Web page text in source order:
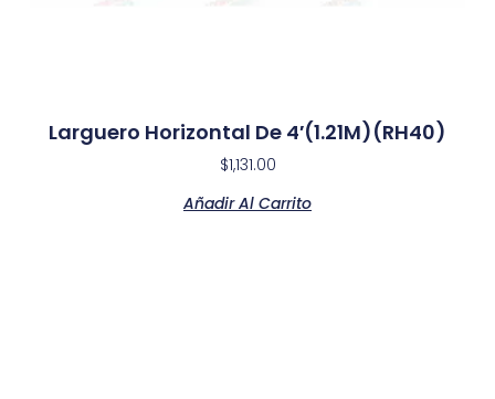
Larguero Horizontal De 4′(1.21M)(RH40)
$1,131.00
Añadir Al Carrito